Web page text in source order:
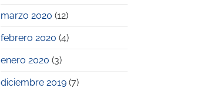
marzo 2020 (12)
febrero 2020 (4)
enero 2020 (3)
diciembre 2019(7)